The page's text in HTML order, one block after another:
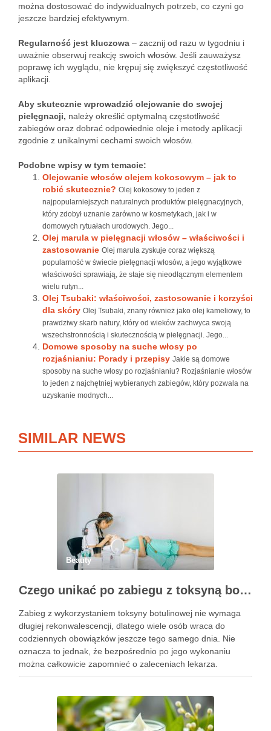
można dostosować do indywidualnych potrzeb, co czyni go
jeszcze bardziej efektywnym.
Regularność jest kluczowa – zacznij od razu w tygodniu i
uważnie obserwuj reakcję swoich włosów. Jeśli zauważysz
poprawę ich wyglądu, nie krępuj się zwiększyć częstotliwość
aplikacji.
Aby skutecznie wprowadzić olejowanie do swojej
pielęgnacji, należy określić optymalną częstotliwość
zabiegów oraz dobrać odpowiednie oleje i metody aplikacji
zgodnie z unikalnymi cechami swoich włosów.
Podobne wpisy w tym temacie:
Olejowanie włosów olejem kokosowym – jak to
robić skutecznie? Olej kokosowy to jeden z
najpopularniejszych naturalnych produktów pielęgnacyjnych,
który zdobył uznanie zarówno w kosmetykach, jak i w
domowych rytuałach urodowych. Jego...
Olej marula w pielęgnacji włosów – właściwości i
zastosowanie Olej marula zyskuje coraz większą
popularność w świecie pielęgnacji włosów, a jego wyjątkowe
właściwości sprawiają, że staje się nieodłącznym elementem
wielu rutyn...
Olej Tsubaki: właściwości, zastosowanie i korzyści
dla skóry Olej Tsubaki, znany również jako olej kameliowy, to
prawdziwy skarb natury, który od wieków zachwyca swoją
wszechstronnością i skutecznością w pielęgnacji. Jego...
Domowe sposoby na suche włosy po
rozjaśnianiu: Porady i przepisy Jakie są domowe
sposoby na suche włosy po rozjaśnianiu? Rozjaśnianie włosów
to jeden z najchętniej wybieranych zabiegów, który pozwala na
uzyskanie modnych...
SIMILAR NEWS
Beauty
Czego unikać po zabiegu z toksyną botulinową?
Zabieg z wykorzystaniem toksyny botulinowej nie wymaga
długiej rekonwalescencji, dlatego wiele osób wraca do
codziennych obowiązków jeszcze tego samego dnia. Nie
oznacza to jednak, że bezpośrednio po jego wykonaniu
można całkowicie zapomnieć o zaleceniach lekarza.
Pierwsze godziny i dni po zabiegu mają znaczenie dla